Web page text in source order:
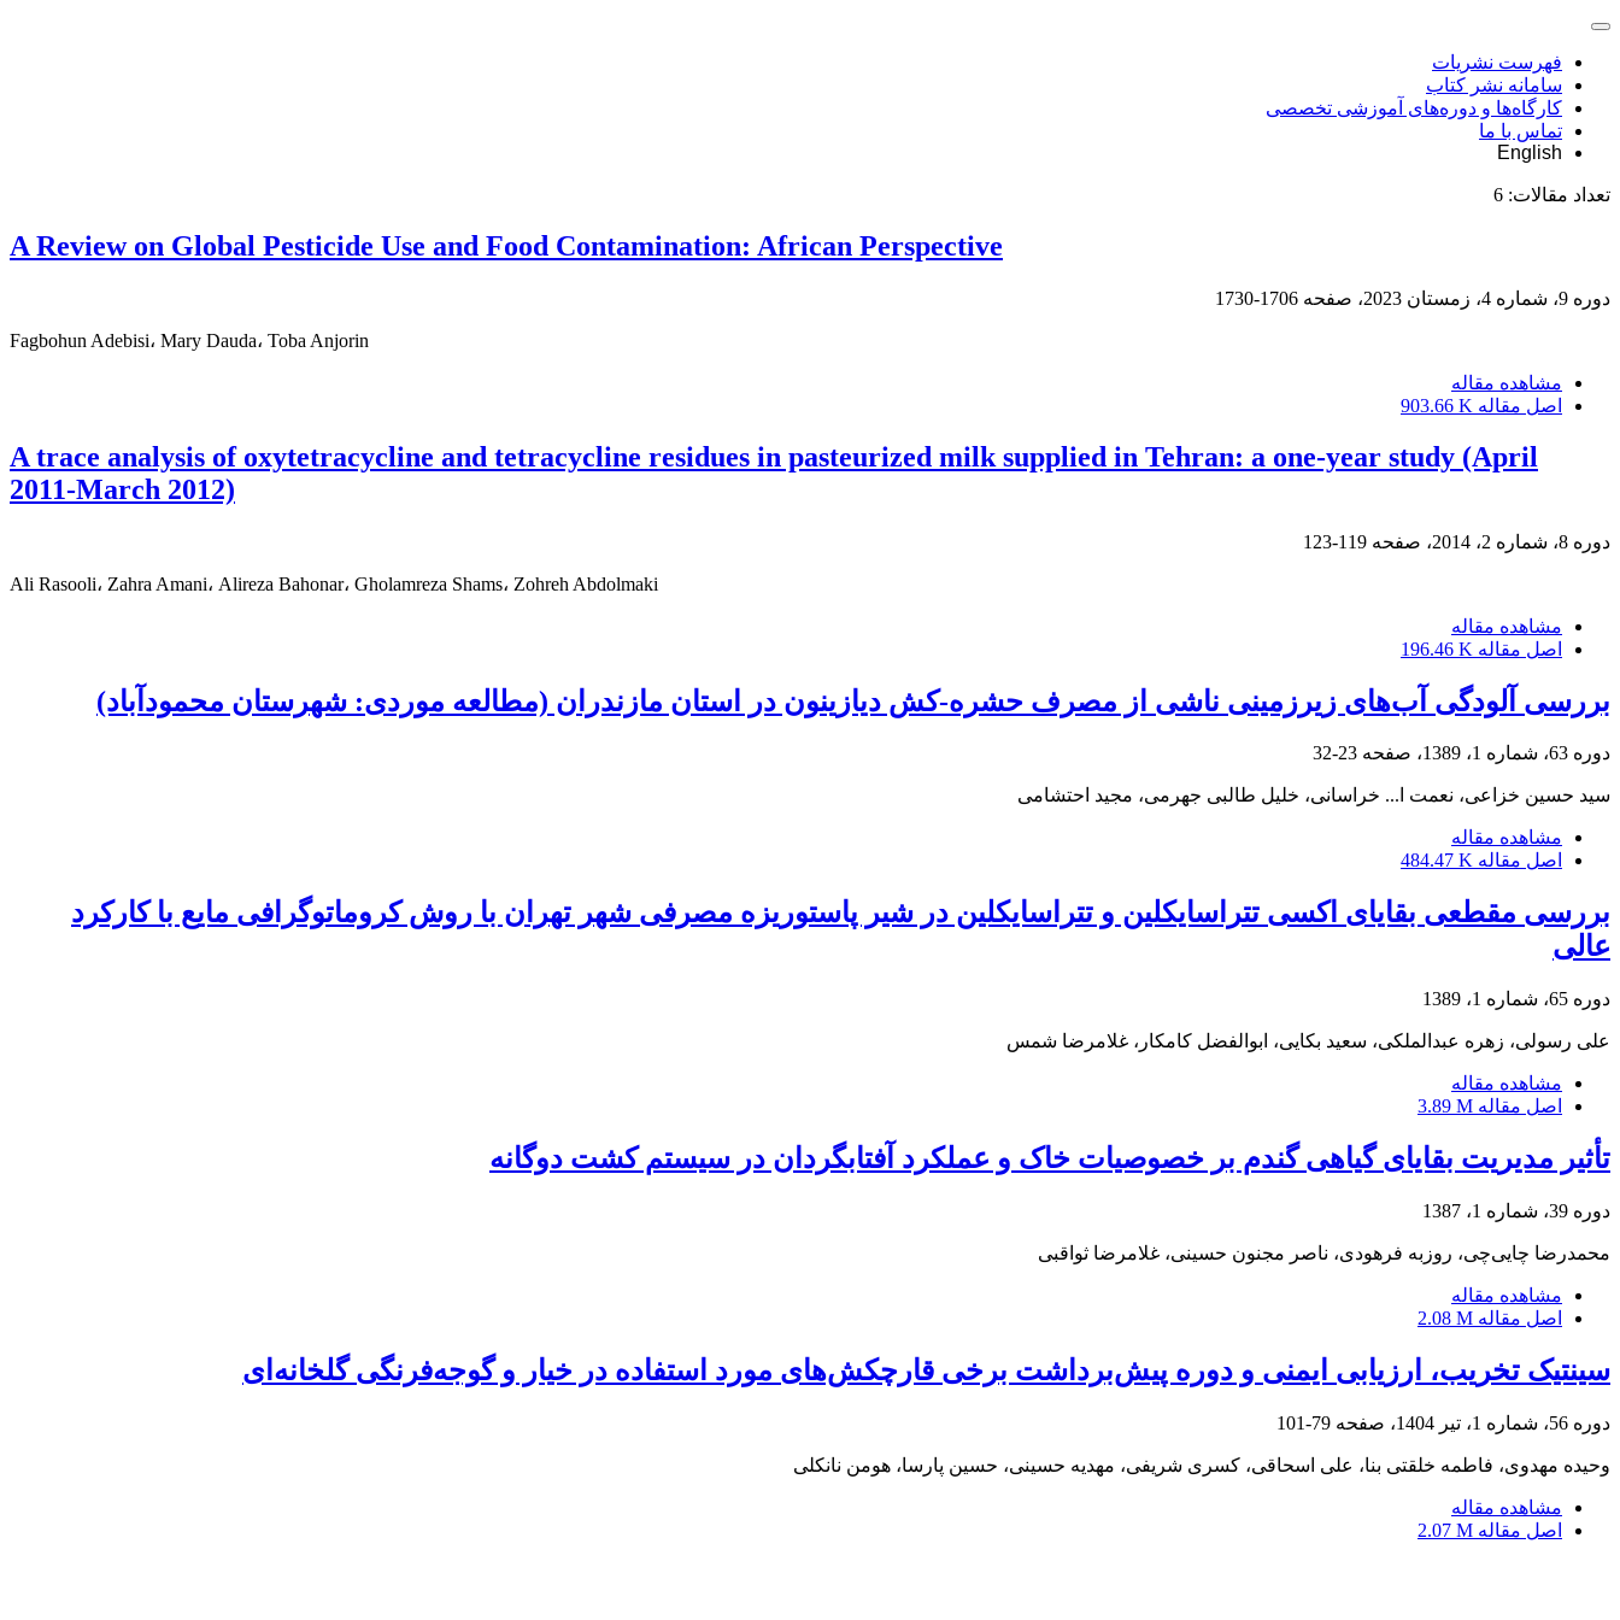
فهرست نشریات
سامانه نشر کتاب
کارگاه‌ها و دوره‌های آموزشی تخصصی
تماس با ما
English
تعداد مقالات: 6
A Review on Global Pesticide Use and Food Contamination: African Perspective
دوره 9، شماره 4، زمستان 2023، صفحه 1706-1730
Fagbohun Adebisi، Mary Dauda، Toba Anjorin
مشاهده مقاله
اصل مقاله 903.66 K
A trace analysis of oxytetracycline and tetracycline residues in pasteurized milk supplied in Tehran: a one-year study (April
2011-March 2012)
دوره 8، شماره 2، 2014، صفحه 119-123
Ali Rasooli، Zahra Amani، Alireza Bahonar، Gholamreza Shams، Zohreh Abdolmaki
مشاهده مقاله
اصل مقاله 196.46 K
بررسی آلودگی آب‌های زیرزمینی ناشی از مصرف حشره-کش دیازینون در استان مازندران (مطالعه موردی: شهرستان محمودآباد)
دوره 63، شماره 1، 1389، صفحه 23-32
سید حسین خزاعی، نعمت ا... خراسانی، خلیل طالبی جهرمی، مجید احتشامی
مشاهده مقاله
اصل مقاله 484.47 K
بررسی مقطعی بقایای اکسی تتراسایکلین و تتراسایکلین در شیر پاستوریزه مصرفی شهر تهران با روش کروماتوگرافی مایع با کارکرد
عالی
دوره 65، شماره 1، 1389
علی رسولی، زهره عبدالملکی، سعید بکایی، ابوالفضل کامکار، غلامرضا شمس
مشاهده مقاله
اصل مقاله 3.89 M
تأثیر مدیریت بقایای گیاهی گندم بر خصوصیات خاک و عملکرد آفتابگردان در سیستم کشت دوگانه
دوره 39، شماره 1، 1387
محمدرضا چایی‌چی، روزبه فرهودی، ناصر مجنون حسینی، غلامرضا ثواقبی
مشاهده مقاله
اصل مقاله 2.08 M
سینتیک تخریب، ارزیابی ایمنی و دوره پیش‌برداشت برخی قارچکش‌های مورد استفاده در خیار و گوجه‌فرنگی گلخانه‌ای
دوره 56، شماره 1، تیر 1404، صفحه 79-101
وحیده مهدوی، فاطمه خلقتی بنا، علی اسحاقی، کسری شریفی، مهدیه حسینی، حسین پارسا، هومن نانکلی
مشاهده مقاله
اصل مقاله 2.07 M